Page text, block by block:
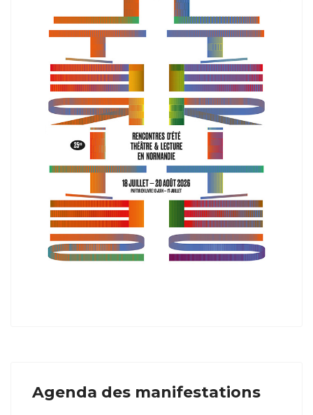
Agenda des manifestations